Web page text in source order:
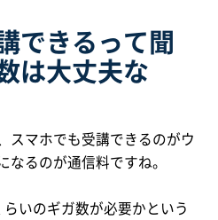
できるって聞
は大丈夫な
スマホでも受講できるのがウ
なるのが通信料ですね。
いのギガ数が必要かという